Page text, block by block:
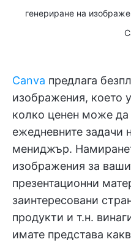
генериране на
Canva предлага
изображения, което
колко ценен може да
ежедневните задачи
мениджър.
изображения за
презентационни
заинтересовани
продукти и т.н.
имате представа